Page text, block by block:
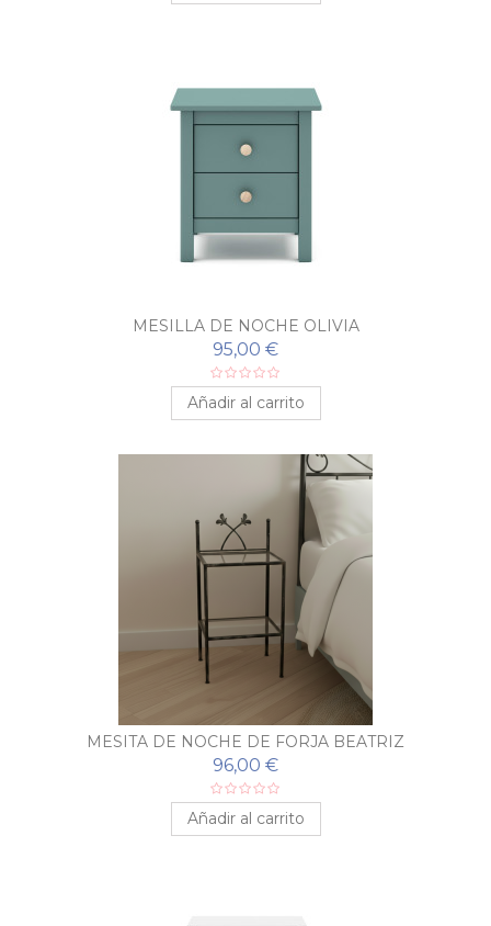
MESILLA DE NOCHE OLIVIA
95,00 €
Añadir al carrito
MESITA DE NOCHE DE FORJA BEATRIZ
96,00 €
Añadir al carrito